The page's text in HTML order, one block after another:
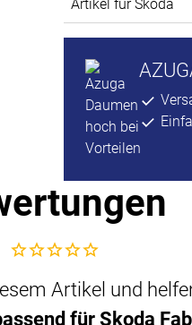
Artikel für Skoda
Noch keine Bewertungen
Artikel und
für Skoda